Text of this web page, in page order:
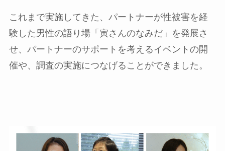
これまで実施してきた、パートナーが性被害を経
験した男性の語り場「寅さんのなみだ」を発展さ
せ、パートナーのサポートを考えるイベントの開
催や、調査の実施につなげることができました。